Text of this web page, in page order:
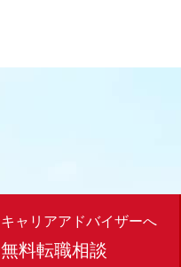
キャリアアドバイザーへ
無料転職相談